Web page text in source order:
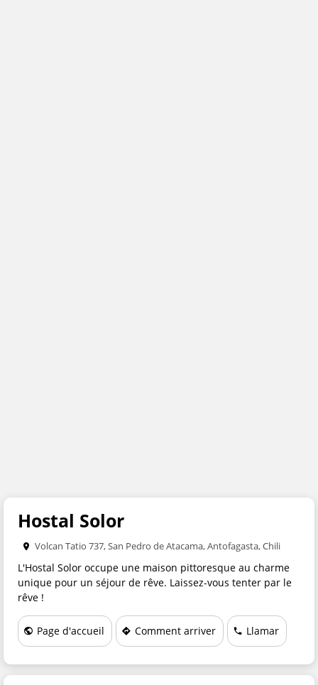
PROVINCE
Hostal Solor
Volcan Tatio 737, San Pedro de Atacama, Antofagasta, Chili
L'Hostal Solor occupe une maison pittoresque au charme
unique pour un séjour de rêve. Laissez-vous tenter par le
rêve !
Page d'accueil Comment arriver Llamar